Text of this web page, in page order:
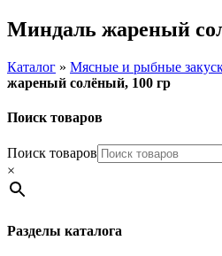
Миндаль жареный
Каталог » Мясные и рыбные
жареный солёный, 100 гр
Поиск товаров
Поиск товаров
×
Разделы каталога